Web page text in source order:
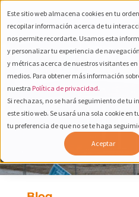
Este sitio web almacena cookies en tu
recopilar información acerca de tu
nos permite recordarte. Usamos esta
y personalizar tu experiencia de
y métricas acerca de nuestros visitantes en
medios. Para obtener más información
nuestra Política de privacidad.
Si rechazas, no se hará seguimiento de tu
este sitio web. Se usará una sola cookie en
tu preferencia de que no se te haga
Aceptar